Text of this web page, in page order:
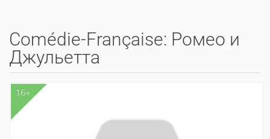
Comédie-Française: Ромео и
Джульетта
16+